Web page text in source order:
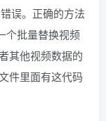
误。正确的方法
个批量替换视频
其他视频数据的
件里面有这代码